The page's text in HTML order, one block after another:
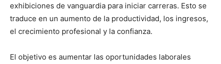
exhibiciones de vanguardia para iniciar carreras. Esto se
traduce en un aumento de la productividad, los ingresos,
el crecimiento profesional y la confianza.
El objetivo es aumentar las oportunidades laborales